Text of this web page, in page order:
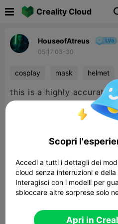
Creality Cloud
HouseofAtreus
05:17 03-30
cosplay mask helmet
this is a highly accurate
Scopri
Accedi a tutti i dettagli dei
cloud senza interruzioni e
Interagisci con i modelli per
sbloccare altre sorprese solo
Apri in